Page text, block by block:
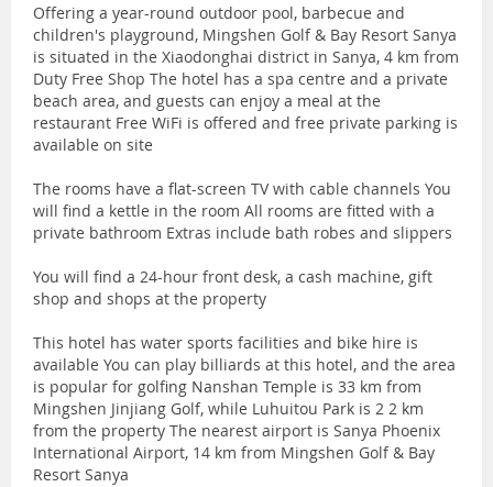
Offering a year-round outdoor pool, barbecue and
children's playground, Mingshen Golf & Bay Resort Sanya
is situated in the Xiaodonghai district in Sanya, 4 km from
Duty Free Shop The hotel has a spa centre and a private
beach area, and guests can enjoy a meal at the
restaurant Free WiFi is offered and free private parking is
available on site
The rooms have a flat-screen TV with cable channels You
will find a kettle in the room All rooms are fitted with a
private bathroom Extras include bath robes and slippers
You will find a 24-hour front desk, a cash machine, gift
shop and shops at the property
This hotel has water sports facilities and bike hire is
available You can play billiards at this hotel, and the area
is popular for golfing Nanshan Temple is 33 km from
Mingshen Jinjiang Golf, while Luhuitou Park is 2 2 km
from the property The nearest airport is Sanya Phoenix
International Airport, 14 km from Mingshen Golf & Bay
Resort Sanya